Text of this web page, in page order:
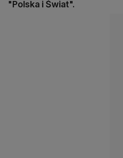
"Polska i Świat".